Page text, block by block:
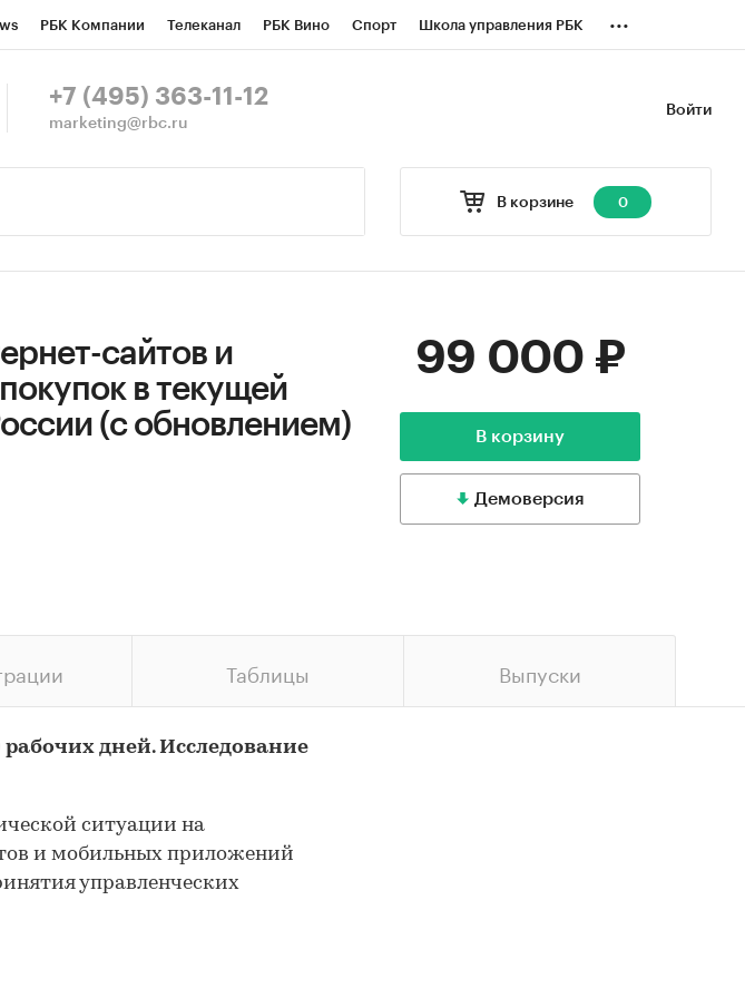
РБК Компании Телеканал РБК Вино Спорт Школа управления РБК
СПб Спецпроекты
...
Войти
+7 (495) 363-11-12
marketing@rbc.ru
В корзине 0
сайтов и
в текущей
(с обновлением)
99 000 ₽
В корзину
Демоверсия
Таблицы Выпуски
дней. Исследование
ситуации на
и мобильных приложений
управленческих